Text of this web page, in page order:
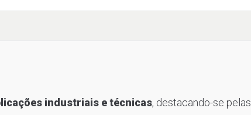
industriais e técnicas, destacando-se